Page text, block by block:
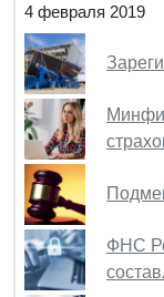
4 февраля 2019
ФНС